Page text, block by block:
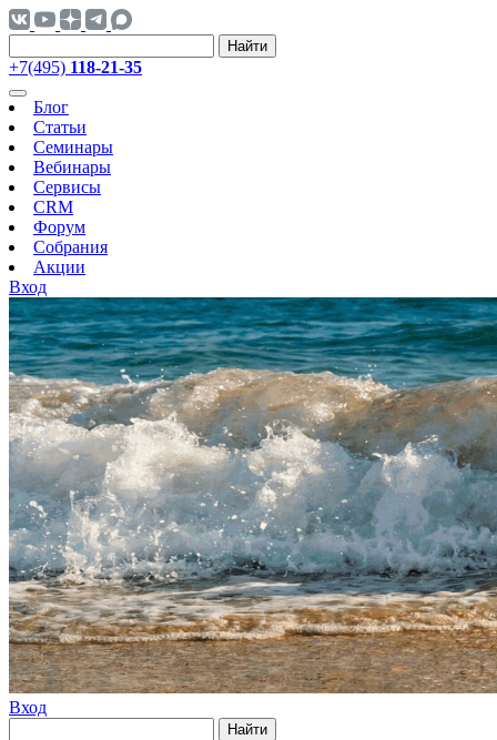
Найти
+7(495) 118-21-35
Блог
Статьи
Семинары
Вебинары
Сервисы
CRM
Форум
Собрания
Акции
Вход
Вход
Найти